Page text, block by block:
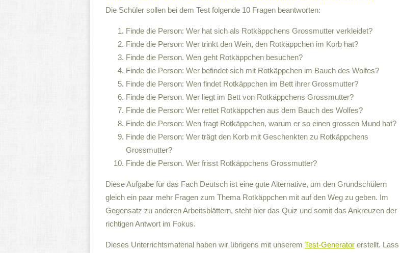
Die Schüler sollen bei dem Test folgende 10 Fragen beantworten:
Finde die Person: Wer hat sich als Rotkäppchens Grossmutter verkleidet?
Finde die Person: Wer trinkt den Wein, den Rotkäppchen im Korb hat?
Finde die Person. Wen geht Rotkäppchen besuchen?
Finde die Person: Wer befindet sich mit Rotkäppchen im Bauch des Wolfes?
Finde die Person: Wen findet Rotkäppchen im Bett ihrer Grossmutter?
Finde die Person. Wer liegt im Bett von Rotkäppchens Grossmutter?
Finde die Person: Wer rettet Rotkäppchen aus dem Bauch des Wolfes?
Finde die Person: Wen fragt Rotkäppchen, warum er so einen grossen Mund hat?
Finde die Person: Wer trägt den Korb mit Geschenkten zu Rotkäppchens
Grossmutter?
Finde die Person. Wer frisst Rotkäppchens Grossmutter?
Diese Aufgabe für das Fach Deutsch ist eine gute Alternative, um den Grundschülern
gleich ein paar mehr Fragen zum Thema Rotkäppchen mit auf den Weg zu geben. Im
Gegensatz zu anderen Arbeitsblättern, steht hier das Quiz und somit das Ankreuzen der
richtigen Antwort im Fokus.
Dieses Unterrichtsmaterial haben wir übrigens mit unserem Test-Generator erstellt. Lass